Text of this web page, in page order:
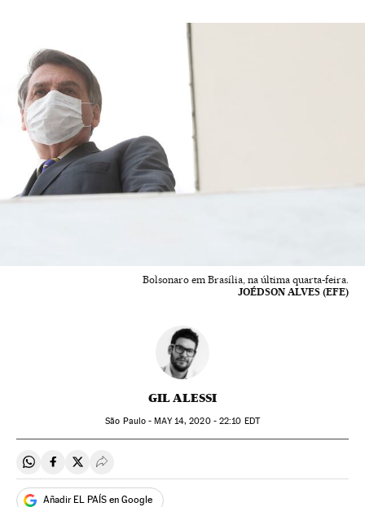
Bolsonaro em Brasília, na última quarta-feira.
JOÉDSON ALVES (EFE)
GIL ALESSI
São Paulo -MAY14, 2020 - 22:10 EDT
Compartir en Whatsapp
Compartir en Facebook
Compartir en Twitter
Desplegar Redes Sociales
Añadir EL PAÍS en Google